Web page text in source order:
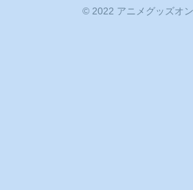
© 2022 アニメグッズオン